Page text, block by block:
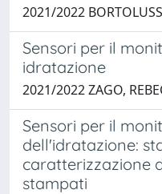
2021/2022
Sensori per il
idratazione
2021/2022 ZAGO,
Sensori per il
dell'idratazione:
caratterizzazione
stampati